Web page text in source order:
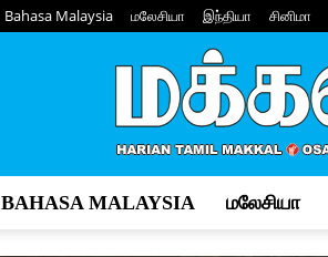
Bahasa Malaysia மலேசியா இந்தியா சினிமா
BAHASA MALAYSIA மலேசியா